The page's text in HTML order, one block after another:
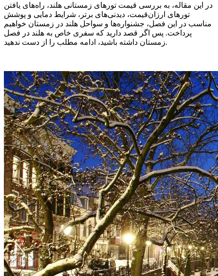
در این مقاله، به بررسی قیمت تورهای زمستانی هلند، راه‌های یافتن
تورهای ارزان‌قیمت، دیدنی‌های برتر، شرایط دمایی و پوشش
مناسب در این فصل، جشنواره‌ها و سواحل هلند در زمستان خواهیم
پرداخت. پس اگر قصد دارید که سفری خاص به هلند در فصل
زمستان داشته باشید، ادامه مطلب را از دست ندهید.